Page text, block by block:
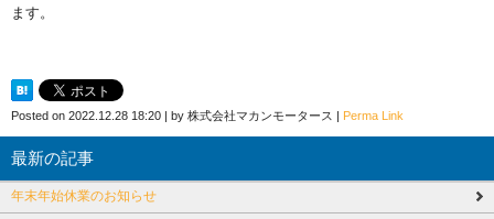
ます。
Posted on 2022.12.28 18:20 | by 株式会社マカンモータース | Perma Link
最新の記事
年末年始休業のお知らせ